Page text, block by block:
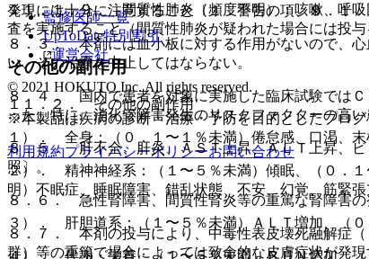
発現には十分に注意すること〔１．警告の項、９．１
８．３． 本剤には血小板に対する作用がないので、
い、その治療を中止してはならない。
８．４． 国内で患者を対象に実施した臨床試験では
った。特に、消化管障害発生のリスクファクターの高
８．５． 肝不全、肝炎、ＡＳＴ上昇、ＡＬＴ上昇、
照〕。
８．６． 急性腎障害、間質性腎炎等の重篤な腎障害
８．７． 本剤の投与により、中毒性表皮壊死融解症
群）等の重篤で場合によっては致命的な皮膚症状が発
１１．１．９． 間質性肺炎（頻度不明）：咳嗽、呼
査を実施すること（間質性肺炎が疑われた場合には投
その他の副作用
１１．２． その他の副作用
１）． 全身：（０．１〜１％未満）倦怠感、口渇、
２）． 精神神経系：（１〜５％未満）傾眠、（０．
明）不眠症、睡眠障害、錯乱状態、不安、幻覚、筋緊張
３）． 肝胆道系：（１〜５％未満）ＡＬＴ増加、（
監修医師一覧
UpToDate特別割引
運営会社
© 2021 HOKUTO Inc. All rights reserved.
※本製品は疾病の診断・治療・予防を目的としたプログ
利用規約プライバシーポリシーお問い合わせ